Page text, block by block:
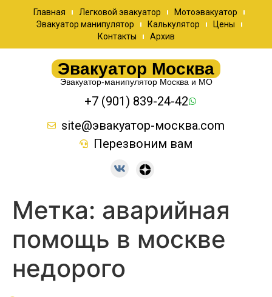
Главная Легковой эвакуатор
Мотоэвакуатор
Эвакуатор манипулятор
Калькулятор
Цены
Контакты
Архив
Эвакуатор Москва
Эвакуатор-манипулятор Москва и МО
+7 (901) 839-24-42
site@эвакуатор-москва.com
Перезвоним вам
Метка: аварийная
помощь в москве
недорого